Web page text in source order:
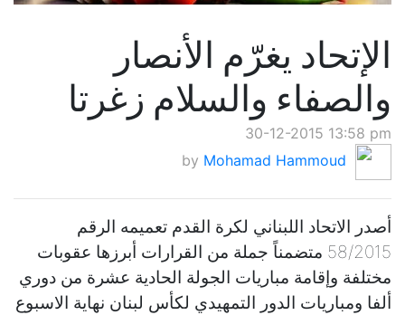
الإتحاد يغرّم الأنصار
والصفاء والسلام زغرتا
30-12-2015 13:58 pm
by Mohamad Hammoud
أصدر الاتحاد اللبناني لكرة القدم تعميمه الرقم
58/2015 متضمناً جملة من القرارات أبرزها عقوبات
مختلفة وإقامة مباريات الجولة الحادية عشرة من دوري
ألفا ومباريات الدور التمهيدي لكأس لبنان نهاية الاسبوع